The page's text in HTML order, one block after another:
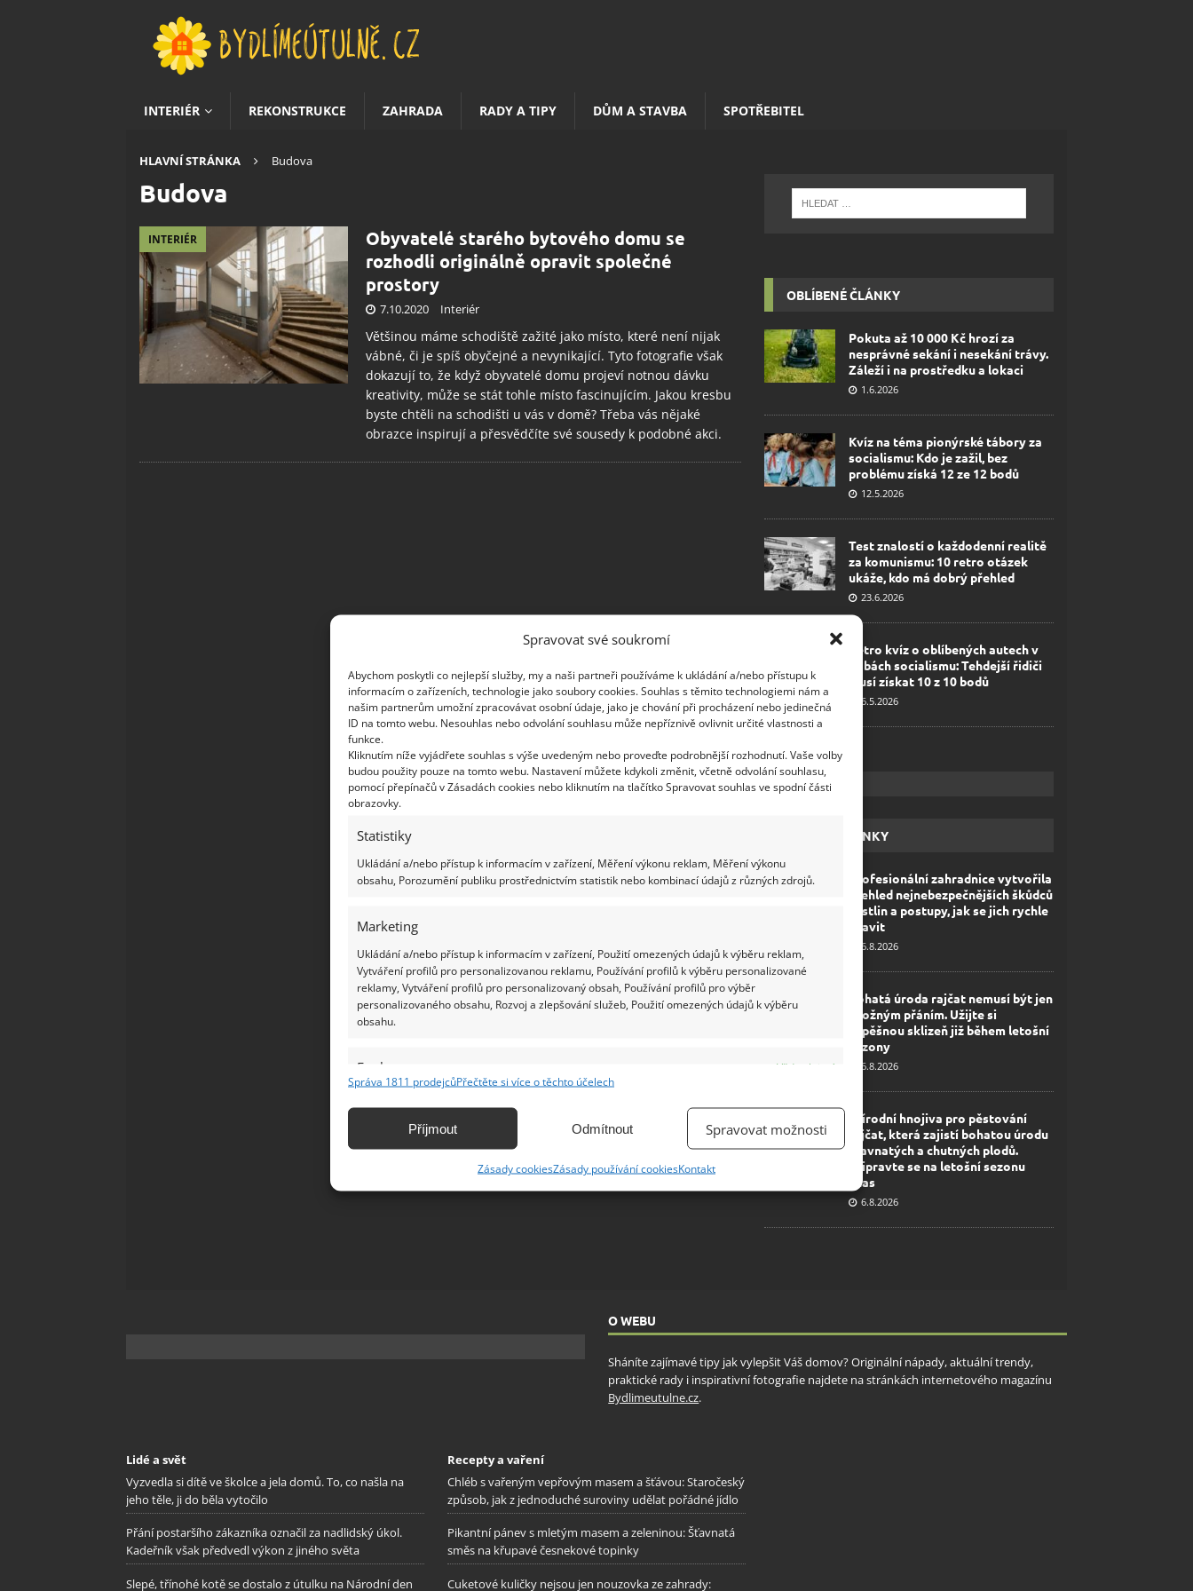
Spravovat své soukromí
Abychom poskytli co nejlepší služby, my a naši partneři používáme k ukládání a/nebo přístupu k
informacím o zařízeních, technologie jako soubory cookies. Souhlas s těmito technologiemi nám a
našim partnerům umožní zpracovávat osobní údaje, jako je chování při procházení nebo jedinečná
ID na tomto webu. Nesouhlas nebo odvolání souhlasu může nepříznivě ovlivnit určité vlastnosti a
funkce.
Kliknutím níže vyjádřete souhlas s výše uvedeným nebo proveďte podrobnější rozhodnutí. Vaše volby
budou použity pouze na tomto webu. Nastavení můžete kdykoli změnit, včetně odvolání souhlasu,
pomocí přepínačů v Zásadách cookies nebo kliknutím na tlačítko Spravovat souhlas ve spodní části
obrazovky.
Statistiky
Ukládání a/nebo přístup k informacím v zařízení, Měření výkonu reklam, Měření výkonu
obsahu, Porozumění publiku prostřednictvím statistik nebo kombinací údajů z různých zdrojů.
Marketing
Ukládání a/nebo přístup k informacím v zařízení, Použití omezených údajů k výběru reklam,
Vytváření profilů pro personalizovanou reklamu, Používání profilů k výběru personalizované
reklamy, Vytváření profilů pro personalizovaný obsah, Používání profilů pro výběr
personalizovaného obsahu, Rozvoj a zlepšování služeb, Použití omezených údajů k výběru
obsahu.
Funkce
Vždy aktivní
Identifikace zařízení na základě automaticky přenášených informací.
základě aktivně vyžádaných informací.
Správa 1811 prodejcůPřečtěte si více o těchto účelech
Příjmout Odmítnout Spravovat možnosti
Zásady cookiesZásady používání cookiesKontakt
INTERIÉR REKONSTRUKCE ZAHRADA RADY A TIPY DŮM A STAVBA SPOTŘEBITEL
HLAVNÍ STRÁNKA Budova
Budova
INTERIÉR
Obyvatelé starého bytového domu se
rozhodli originálně opravit společné
prostory
7.10.2020 Interiér
Většinou máme schodiště zažité jako místo, které není nijak
vábné, či je spíš obyčejné a nevynikající. Tyto fotografie však
dokazují to, že když obyvatelé domu projeví notnou dávku
kreativity, může se stát tohle místo fascinujícím. Jakou kresbu
byste chtěli na schodišti u vás v domě? Třeba vás nějaké
obrazce inspirují a přesvědčíte své sousedy k podobné akci.
OBLÍBENÉ ČLÁNKY
Pokuta až 10 000 Kč hrozí za
nesprávné sekání i nesekání trávy.
Záleží i na prostředku a lokaci
1.6.2026
Kvíz na téma pionýrské tábory za
socialismu: Kdo je zažil, bez
problému získá 12 ze 12 bodů
12.5.2026
Test znalostí o každodenní realitě
za komunismu: 10 retro otázek
ukáže, kdo má dobrý přehled
23.6.2026
Retro kvíz o oblíbených autech v
dobách socialismu: Tehdejší řidiči
musí získat 10 z 10 bodů
6.5.2026
ŽHAVÉ NOVINKY
Profesionální zahradnice vytvořila
přehled nejnebezpečnějších škůdců
rostlin a postupy, jak se jich rychle
zbavit
6.8.2026
Bohatá úroda rajčat nemusí být jen
zbožným přáním. Užijte si
úspěšnou sklizeň již během letošní
sezony
6.8.2026
Přírodní hnojiva pro pěstování
rajčat, která zajistí bohatou úrodu
šťavnatých a chutných plodů.
Připravte se na letošní sezonu
včas
6.8.2026
O WEBU
Sháníte zajímavé tipy jak vylepšit Váš domov? Originální nápady, aktuální trendy,
praktické rady i inspirativní fotografie najdete na stránkách internetového magazínu
Bydlimeutulne.cz.
Lidé a svět
Vyzvedla si dítě ve školce a jela domů. To, co našla na
jeho těle, ji do běla vytočilo
Přání postaršího zákazníka označil za nadlidský úkol.
Kadeřník však předvedl výkon z jiného světa
Slepé, třínohé kotě se dostalo z útulku na Národní den
Recepty a vaření
Chléb s vařeným vepřovým masem a šťávou: Staročeský
způsob, jak z jednoduché suroviny udělat pořádné jídlo
Pikantní pánev s mletým masem a zeleninou: Šťavnatá
směs na křupavé česnekové topinky
Cuketové kuličky nejsou jen nouzovka ze zahrady: